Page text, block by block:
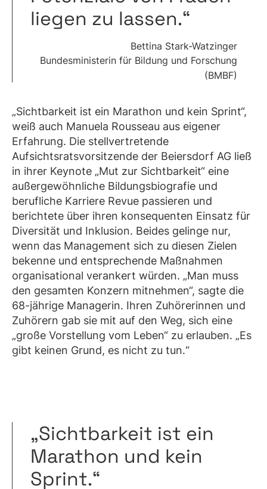
liegen zu lassen.“
Bettina Stark-Watzinger
Bundesministerin für Bildung und Forschung
(BMBF)
„Sichtbarkeit ist ein Marathon und kein Sprint“,
weiß auch Manuela Rousseau aus eigener
Erfahrung. Die stellvertretende
Aufsichtsratsvorsitzende der Beiersdorf AG ließ
in ihrer Keynote „Mut zur Sichtbarkeit“ eine
außergewöhnliche Bildungsbiografie und
berufliche Karriere Revue passieren und
berichtete über ihren konsequenten Einsatz für
Diversität und Inklusion. Beides gelinge nur,
wenn das Management sich zu diesen Zielen
bekenne und entsprechende Maßnahmen
organisational verankert würden. „Man muss
den gesamten Konzern mitnehmen“, sagte die
68-jährige Managerin. Ihren Zuhörerinnen und
Zuhörern gab sie mit auf den Weg, sich eine
„große Vorstellung vom Leben“ zu erlauben. „Es
gibt keinen Grund, es nicht zu tun.“
„Sichtbarkeit ist ein
Marathon und kein
Sprint.“